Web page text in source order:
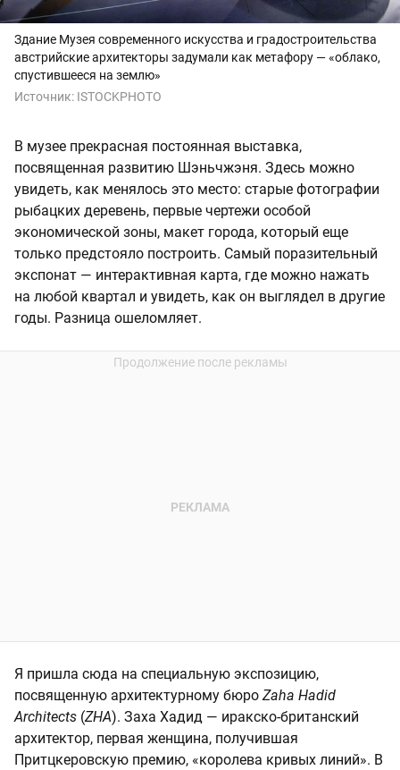
Здание Музея современного искусства и градостроительства
австрийские архитекторы задумали как метафору — «облако,
спустившееся на землю»
Источник: ISTOCKPHOTO
В музее прекрасная постоянная выставка,
посвященная развитию Шэньчжэня. Здесь можно
увидеть, как менялось это место: старые фотографии
рыбацких деревень, первые чертежи особой
экономической зоны, макет города, который еще
только предстояло построить. Самый поразительный
экспонат — интерактивная карта, где можно нажать
на любой квартал и увидеть, как он выглядел в другие
годы. Разница ошеломляет.
Я пришла сюда на специальную экспозицию,
посвященную архитектурному бюро Zaha Hadid
Architects (ZHA). Заха Хадид — иракско-британский
архитектор, первая женщина, получившая
Притцкеровскую премию, «королева кривых линий». В